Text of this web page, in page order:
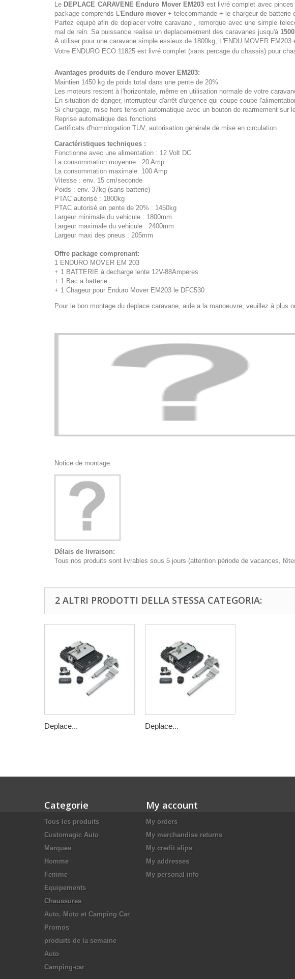
Le DEPLACE CARAVENE Enduro Mover EM203 est livré complet avec
package comprends L'Enduro mover + telecommande + le chargeur de
Partez equipé afin de deplacer votre caravane , remorque avec une simple
mal de rein. Sa puissance realise un deplacemement des caravanes jusqu'à
A utiliser pour une caravane simple essieux de 1800kg, L'ENDU MOVER EM203
Votre ENDURO ECO 11825 est livré complet (sans percage du chassis) pour
Avantages produits de l'enduro mover EM203:
Maintien 1450 kg de poids total dans une pente de 20%
Les moteurs restent à l'horizontale, même en utilisation normale de votre
En situation de danger, interrupteur d'arrêt d'urgence qui coupe coupe
Si churgage, mise hors tension automatique avec un bouton de rearmement sur
Reprise automatique des fonctions
Certificats d'homologation TUV, autorisation générale de mise en circulation
Caractéristiques techniques :
Fonctionne avec une alimentation : 12 Volt DC
La consommation moyenne : 20 Amp
La consommation maximale: 100 Amp
Vitesse : env. 15 cm/seconde
Poids : env. 37kg (sans batterie)
PTAC autorisé : 1800kg
PTAC autorisé en pente de 20% : 1450kg
Largeur minimale du vehicule : 1800mm
Largeur maximale du vehicule : 2400mm
Largeur maxi des pneus : 205mm
Offre package comprenant:
1 ENDURO MOVER EM 203
+ 1 BATTERIE à decharge lente 12V-88Amperes
+ 1 Bac a batterie
+ 1 Chageur pour Enduro Mover EM203 le DFC530
Pour le bon montage du deplace caravane, aide a la manoeuvre, veuillez à plus
Notice de montage:
Délais de livraison:
Tous nos produits sont livrables sous 5 jours (attention période de vacances,
2 ALTRI PRODOTTI DELLA STESSA CATEGORIA:
Deplace... Deplace...
Categorie
Tous les produits
Customagic Auto
Marques
Homme
Femme
Equipements
Chaussures
Auto, Moto et Camping Car
Promos
produits de la semaine
Auto
Camping-car
My account
My orders
My merchandise returns
My credit slips
My addresses
My personal info